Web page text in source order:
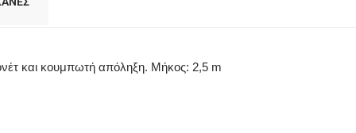
και κουμπωτή απόληξη. Μήκος: 2,5 m